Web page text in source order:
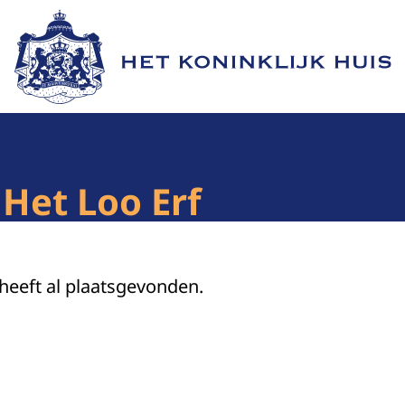
Naar de homepage van Het Koninklijk Huis
Loo Erf
al plaatsgevonden.